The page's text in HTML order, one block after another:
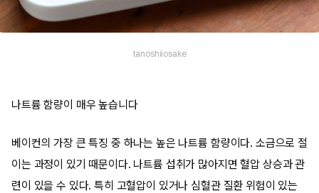
tanoshiiosake
나트륨 함량이 매우 높습니다
베이컨의 가장 큰 특징 중 하나는 높은 나트륨 함량이다. 소금으로 절
이는 과정이 있기 때문이다. 나트륨 섭취가 많아지면 혈압 상승과 관
련이 있을 수 있다. 특히 고혈압이 있거나 심혈관 질환 위험이 있는